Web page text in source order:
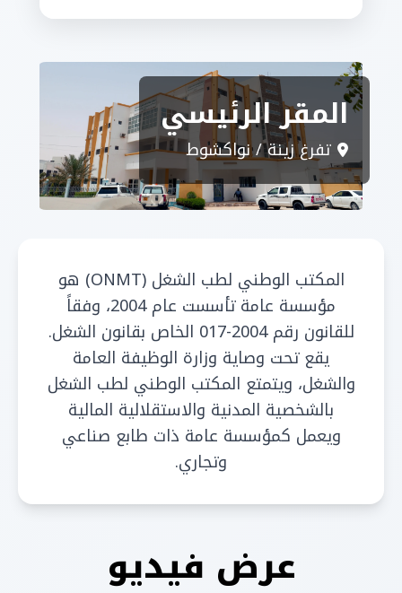
المقر الرئيسي
تفرغ زينة / نواكشوط
المكتب الوطني لطب الشغل (ONMT) هو
مؤسسة عامة تأسست عام 2004، وفقاً
للقانون رقم 2004-017 الخاص بقانون الشغل.
يقع تحت وصاية وزارة الوظيفة العامة
والشغل، ويتمتع المكتب الوطني لطب الشغل
بالشخصية المدنية والاستقلالية المالية
ويعمل كمؤسسة عامة ذات طابع صناعي
وتجاري.
عرض فيديو